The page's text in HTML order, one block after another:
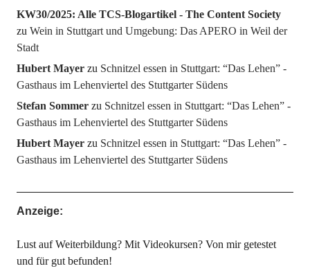
KW30/2025: Alle TCS-Blogartikel - The Content Society
zu Wein in Stuttgart und Umgebung: Das APERO in Weil der
Stadt
Hubert Mayerzu Schnitzel essen in Stuttgart: “Das Lehen” -
Gasthaus im Lehenviertel des Stuttgarter Südens
Stefan Sommerzu Schnitzel essen in Stuttgart: “Das Lehen” -
Gasthaus im Lehenviertel des Stuttgarter Südens
Hubert Mayerzu Schnitzel essen in Stuttgart: “Das Lehen” -
Gasthaus im Lehenviertel des Stuttgarter Südens
Anzeige:
Lust auf Weiterbildung? Mit Videokursen? Von mir getestet
und für gut befunden!